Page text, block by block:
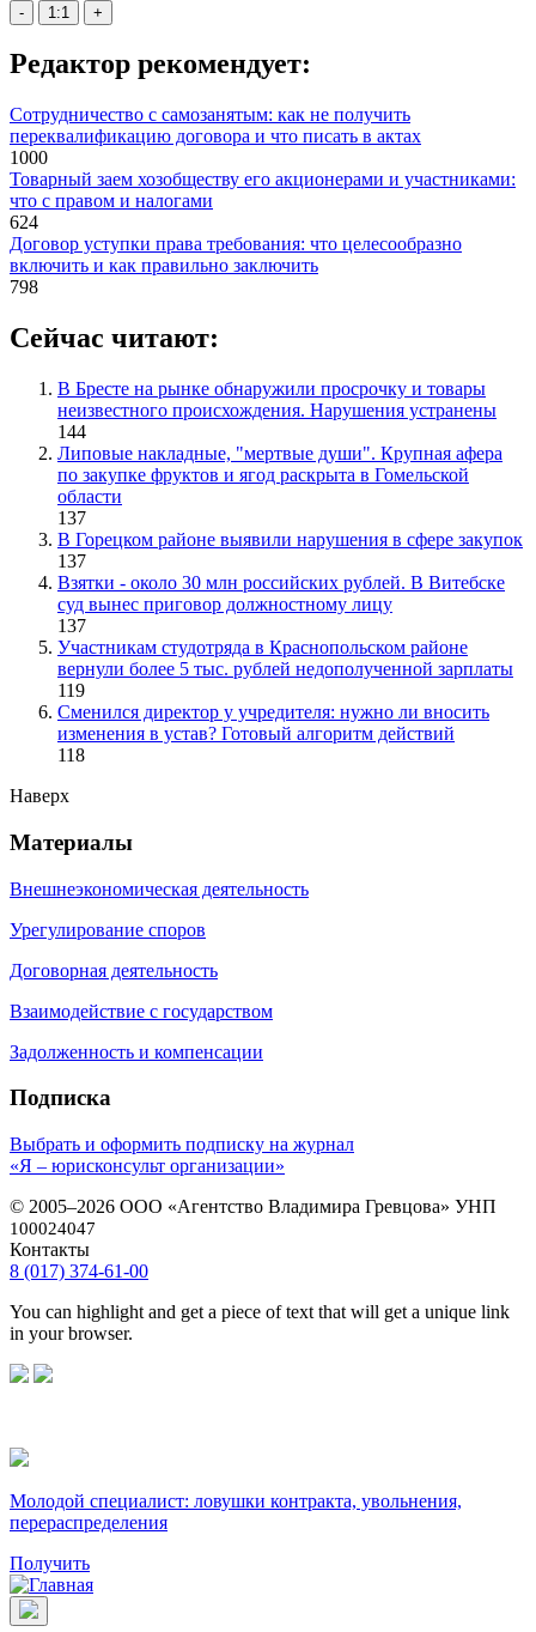
- 1:1 +
Редактор рекомендует:
Сотрудничество с самозанятым: как не получить
переквалификацию договора и что писать в актах
1000
Товарный заем хозобществу его акционерами и участниками:
что с правом и налогами
624
Договор уступки права требования: что целесообразно
включить и как правильно заключить
798
Сейчас читают:
В Бресте на рынке обнаружили просрочку и товары
неизвестного происхождения. Нарушения устранены
144
Липовые накладные, "мертвые души". Крупная афера
по закупке фруктов и ягод раскрыта в Гомельской
области
137
В Горецком районе выявили нарушения в сфере закупок
137
Взятки - около 30 млн российских рублей. В Витебске
суд вынес приговор должностному лицу
137
Участникам студотряда в Краснопольском районе
вернули более 5 тыс. рублей недополученной зарплаты
119
Сменился директор у учредителя: нужно ли вносить
изменения в устав? Готовый алгоритм действий
118
Наверх
Материалы
Внешнеэкономическая деятельность
Урегулирование споров
Договорная деятельность
Взаимодействие с государством
Задолженность и компенсации
Подписка
Выбрать и оформить подписку на журнал
«Я – юрисконсульт организации»
© 2005–2026 ООО «Агентство Владимира Гревцова» УНП
100024047
Контакты
8 (017) 374-61-00
You can highlight and get a piece of text that will get a unique link
in your browser.
Молодой специалист: ловушки контракта, увольнения,
перераспределения
Получить